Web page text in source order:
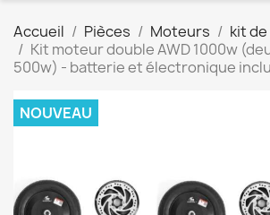
Accueil Pièces Moteurs
kit
Kit moteur double AWD 1000w
500w) - batterie et électronique
NOUVEAU